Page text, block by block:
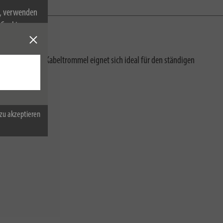
verwenden
zu.
akzeptieren
Die Kabeltrommel eignet sich ideal für den ständigen